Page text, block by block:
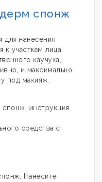
спонж
для нанесения
участкам лица.
каучука,
и максимально
под макияж.
инструкция
средства с
Нанесите